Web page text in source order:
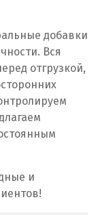
добавки
Вся
отгрузкой,
и